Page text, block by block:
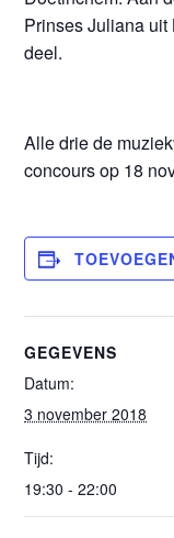
Prinses Juliana
deel.
Alle drie de
concours op 18
GEGEVENS
Datum:
3 november 2018
Tijd:
19:30 - 22:00